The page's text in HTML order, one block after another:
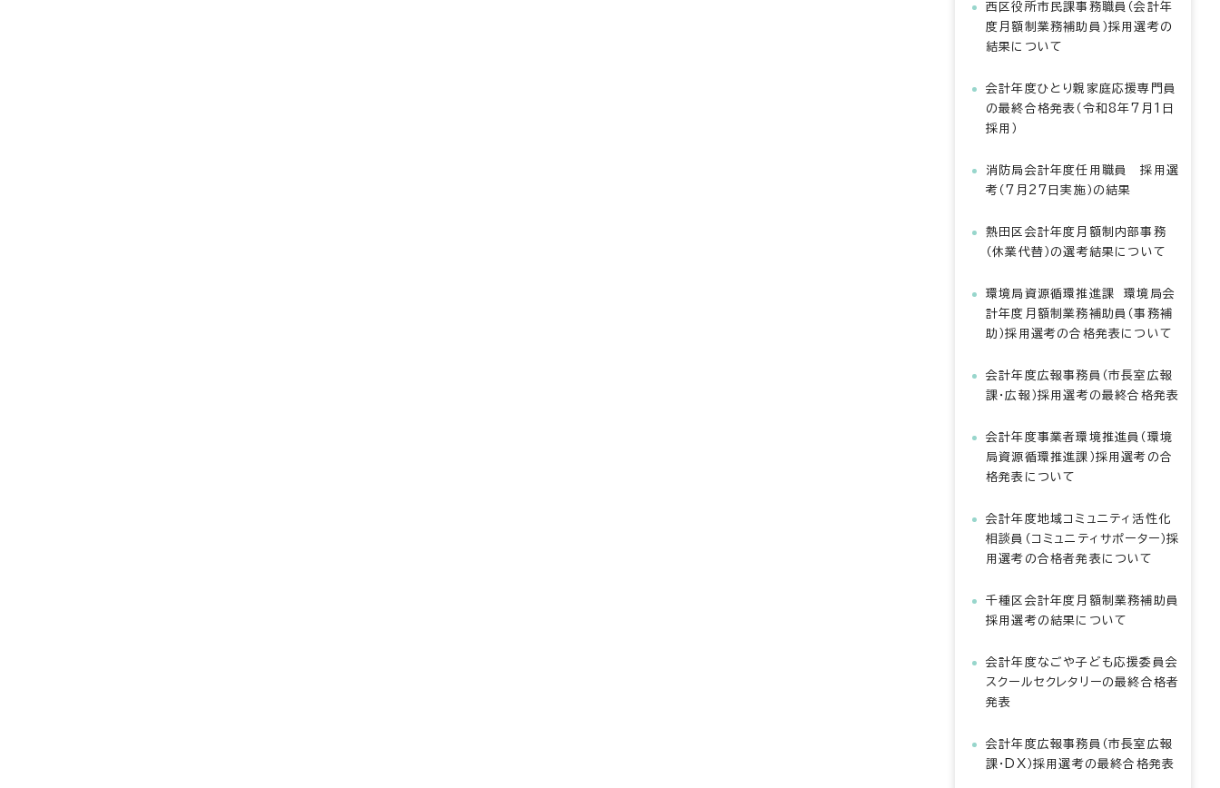
西区役所市民課事務職員（会計年
度月額制業務補助員）採用選考の
結果について
会計年度ひとり親家庭応援専門員
の最終合格発表（令和8年7月1日
採用）
消防局会計年度任用職員 採用選
考（7月27日実施）の結果
熱田区会計年度月額制内部事務
（休業代替）の選考結果について
環境局資源循環推進課 環境局会
計年度月額制業務補助員（事務補
助）採用選考の合格発表について
会計年度広報事務員（市長室広報
課・広報）採用選考の最終合格発表
会計年度事業者環境推進員（環境
局資源循環推進課）採用選考の合
格発表について
会計年度地域コミュニティ活性化
相談員（コミュニティサポーター）採
用選考の合格者発表について
千種区会計年度月額制業務補助員
採用選考の結果について
会計年度なごや子ども応援委員会
スクールセクレタリーの最終合格者
発表
会計年度広報事務員（市長室広報
課・DX）採用選考の最終合格発表